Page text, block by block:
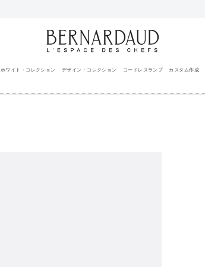
ホワイト・コレクション デザイン・コレクション コードレスランプ カスタム作成